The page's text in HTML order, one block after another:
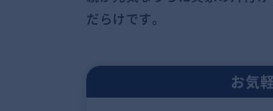
だらけです。
お気